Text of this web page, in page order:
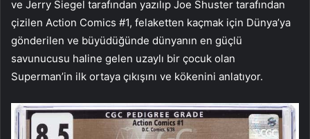
ve Jerry Siegel tarafından yazılıp Joe Shuster tarafından
çizilen Action Comics #1, felaketten kaçmak için Dünya’ya
gönderilen ve büyüdüğünde dünyanın en güçlü
savunucusu haline gelen uzaylı bir çocuk olan
Superman’in ilk ortaya çıkışını ve kökenini anlatıyor.